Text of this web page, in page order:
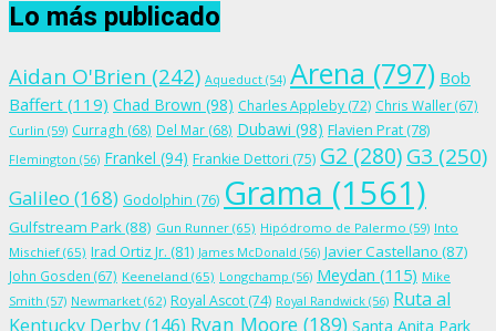
Lo más publicado
Aidan O'Brien (242) Aqueduct (54) Arena (797) Bob
Baffert (119) Chad Brown (98) Charles Appleby (72) Chris Waller(67)
Curlin (59) Curragh (68) Del Mar (68) Dubawi (98) Flavien Prat (78)
Flemington (56) Frankel (94) Frankie Dettori (75) G2 (280)G3 (250)
Galileo (168) Godolphin (76) Grama (1561)
Gulfstream Park(88) Gun Runner (65) Hipódromo de Palermo (59) Into
Mischief (65) Irad Ortiz Jr. (81) James McDonald (56) Javier Castellano (87)
John Gosden (67) Keeneland (65) Longchamp (56) Meydan (115) Mike
Smith (57) Newmarket (62) Royal Ascot (74) Royal Randwick (56) Ruta al
Kentucky Derby(146) Ryan Moore (189) Santa Anita Park